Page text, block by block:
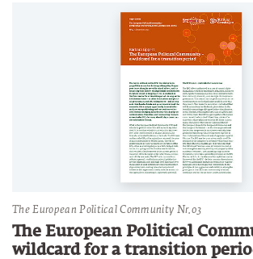
The European Political Community Nr.03
The European Political
wildcard for a transition